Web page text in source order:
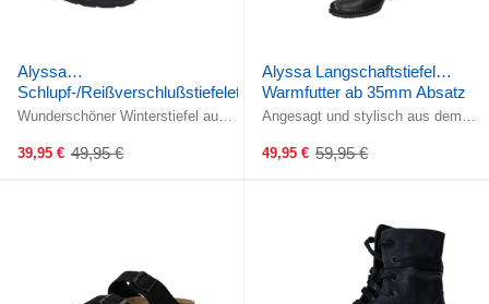
Alyssa
Schlupf-/Reißverschlußstiefelette
Warmfutter bis 35mm Absatz
Wunderschöner Winterstiefel aus
Schafthöhe macht den Schuh zur
perfekten ...
39,95 €
Old
49,95 €
Alyssa Langschaftstiefel
Warmfutter ab 35mm Absatz
Angesagt und stylisch aus dem
hochwertigen schwarzem glattem
49,95 €
Old
59,95 €